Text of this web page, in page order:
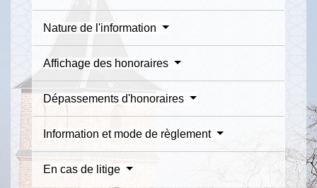
Nature de l'information
Affichage des honoraires
Dépassements d'honoraires
Information et mode de règlement
En cas de litige